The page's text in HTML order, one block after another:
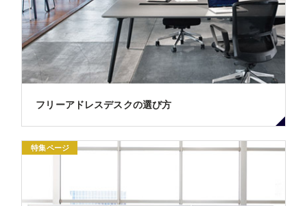
フリーアドレスデスクの選び方
特集ページ